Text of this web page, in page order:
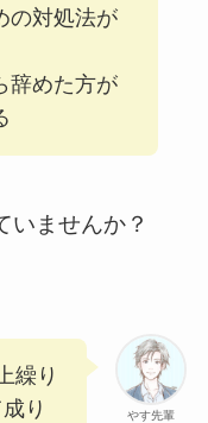
の対処法が
辞めた方が
いませんか？
やす先輩
繰り
り